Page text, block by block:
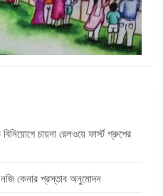
চায়না রেলওয়ে ফার্স্ট গ্রুপের
কেনার প্রস্তাব অনুমোদন